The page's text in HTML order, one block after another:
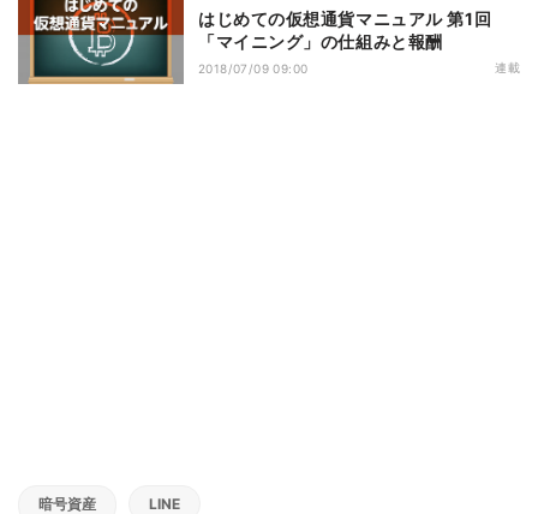
はじめての仮想通貨マニュアル 第1回
「マイニング」の仕組みと報酬
2018/07/09 09:00 連載
暗号資産 LINE